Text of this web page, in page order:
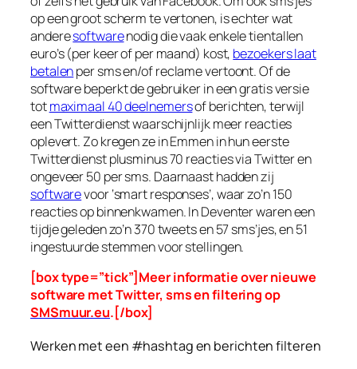
op een groot scherm te vertonen, is echter wat
anderesoftwarenodig die vaak enkele tientallen
euro’s (per keer of per maand) kost, bezoekers laat
betalenper sms en/of reclame vertoont. Of de
software beperkt de gebruiker in een gratis versie
totmaximaal 40 deelnemersof berichten, terwijl
een Twitterdienst waarschijnlijk meer reacties
oplevert. Zo kregen ze in Emmen in hun eerste
Twitterdienst plusminus 70 reacties via Twitter en
ongeveer 50 per sms. Daarnaast hadden zij
softwarevoor ‘smart responses’, waar zo’n 150
reacties op binnenkwamen. In Deventer waren een
tijdje geleden zo’n 370 tweets en 57 sms’jes, en 51
ingestuurde stemmen voor stellingen.
[box type=”tick”]Meer informatie over nieuwe
software met Twitter, sms en filtering op
SMSmuur.eu.[/box]
Werken met een #hashtag en berichten filteren